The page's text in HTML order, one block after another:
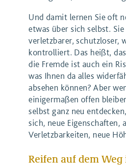
Und damit lernen Sie oft
etwas über sich selbst.
verletzbarer, schutzloser,
kontrolliert. Das heißt,
die Fremde ist auch ein
was Ihnen da alles
absehen können? Aber
einigermaßen offen
selbst ganz neu
sich, neue Eigenschaften,
Verletzbarkeiten, neue
Reifen auf dem